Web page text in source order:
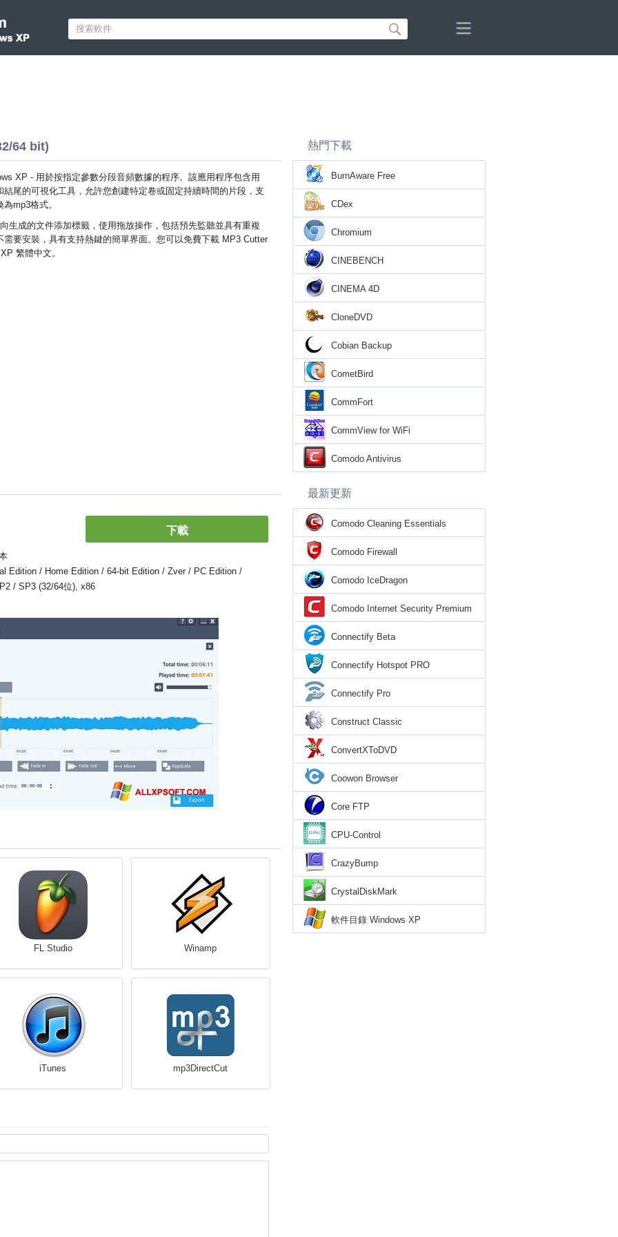
64 bit)
XP - 用於按指定參數分段音頻數據的程序。該應用程序包含用
結尾的可視化工具，允許您創建特定卷或固定持續時間的片段，支
mp3格式。
生成的文件添加標籤，使用拖放操作，包括預先監聽並具有重複
需要安裝，具有支持熱鍵的簡單界面。您可以免費下載 MP3 Cutter
繁體中文。
下載
Edition / Home Edition / 64-bit Edition / Zver / PC Edition /
/ SP3 (32/64位), x86
FL Studio Winamp
iTunes mp3DirectCut
熱門下載
BurnAware Free
CDex
Chromium
CINEBENCH
CINEMA 4D
CloneDVD
Cobian Backup
CometBird
CommFort
CommView for WiFi
Comodo Antivirus
最新更新
Comodo Cleaning Essentials
Comodo Firewall
Comodo IceDragon
Comodo Internet Security Premium
Connectify Beta
Connectify Hotspot PRO
Connectify Pro
Construct Classic
ConvertXToDVD
Coowon Browser
Core FTP
CPU-Control
CrazyBump
CrystalDiskMark
軟件目錄 Windows XP